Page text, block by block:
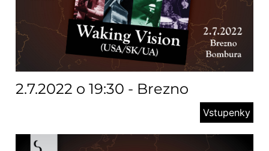
2.7.2022 o 19:30 - Brezno
Vstupenky